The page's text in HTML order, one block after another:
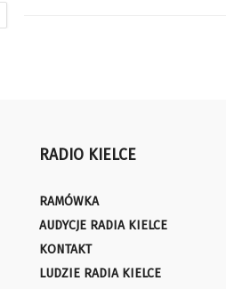
RADIO KIELCE
RAMÓWKA
AUDYCJE RADIA KIELCE
KONTAKT
LUDZIE RADIA KIELCE